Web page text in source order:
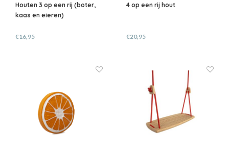
Houten 3 op een rij (boter,
kaas en eieren)
€16,95
4 op een rij hout
€20,95